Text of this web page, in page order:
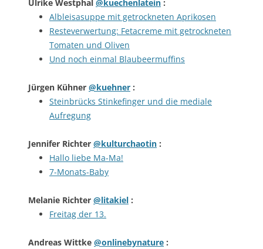
Ulrike Westphal @kuechenlatein :
Albleisasuppe mit getrockneten Aprikosen
Resteverwertung: Fetacreme mit getrockneten
Tomaten und Oliven
Und noch einmal Blaubeermuffins
Jürgen Kühner @kuehner :
Steinbrücks Stinkefinger und die mediale
Aufregung
Jennifer Richter @kulturchaotin :
Hallo liebe Ma-Ma!
7-Monats-Baby
Melanie Richter @litakiel :
Freitag der 13.
Andreas Wittke @onlinebynature :